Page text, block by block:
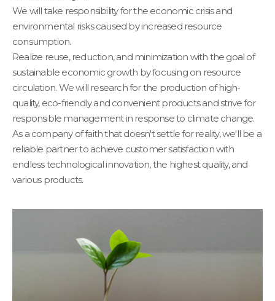
We will take responsibility for the economic crisis and
environmental risks caused by increased resource
consumption.
Realize reuse, reduction, and minimization with the goal of
sustainable economic growth by focusing on resource
circulation. We will research for the production of high-
quality, eco-friendly and convenient products and strive for
responsible management in response to climate change.
As a company of faith that doesn't settle for reality, we'll be a
reliable partner to achieve customer satisfaction with
endless technological innovation, the highest quality, and
various products.